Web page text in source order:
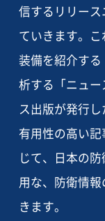
信するリリー
ていきます。
装備を紹介す
析する「ニュ
ス出版が発行し
有用性の高い
じて、日本の
用な、防衛情
きます。